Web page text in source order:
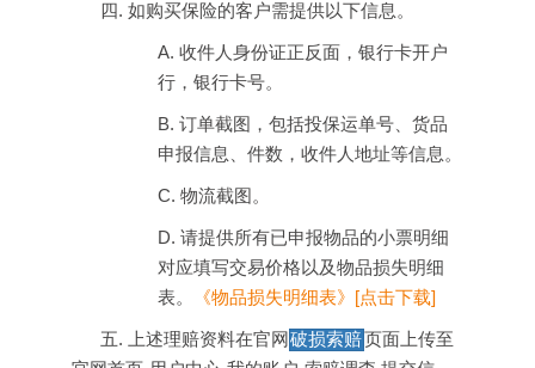
四. 如购买保险的客户需提供以下信息。
A. 收件人身份证正反面，银行卡开户
行，银行卡号。
B. 订单截图，包括投保运单号、货品
申报信息、件数，收件人地址等信息。
C. 物流截图。
D. 请提供所有已申报物品的小票明细
对应填写交易价格以及物品损失明细
表。 《物品损失明细表》[点击下载]
五. 上述理赔资料在官网 破损索赔页面上传至